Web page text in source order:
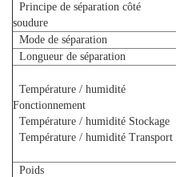
Principe de séparation côté
soudure
Mode de séparation
Longueur de séparation
Température / humidité
Fonctionnement
Température / humidité Stockage
Température / humidité Transport
Poids